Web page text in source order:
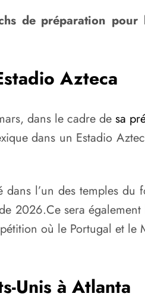
de préparation pour
Azteca
dans le cadre de sa
dans un Estadio
l’un des temples du
2026.Ce sera
où le Portugal et le
Unis à Atlanta